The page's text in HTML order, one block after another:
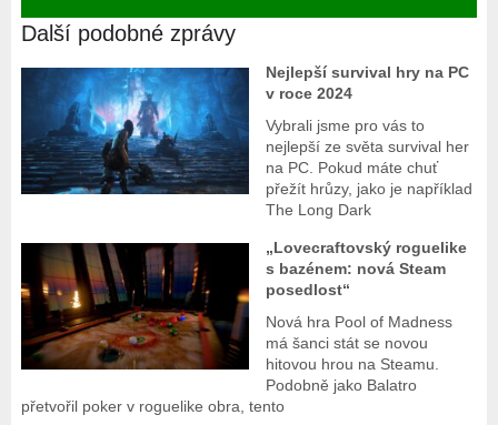
Další podobné zprávy
Nejlepší survival hry na PC
v roce 2024
Vybrali jsme pro vás to
nejlepší ze světa survival her
na PC. Pokud máte chuť
přežít hrůzy, jako je například
The Long Dark
„Lovecraftovský roguelike
s bazénem: nová Steam
posedlost“
Nová hra Pool of Madness
má šanci stát se novou
hitovou hrou na Steamu.
Podobně jako Balatro
přetvořil poker v roguelike obra, tento